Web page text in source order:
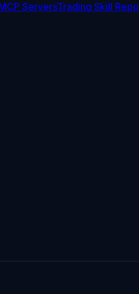
ServersTrading Skill Repo